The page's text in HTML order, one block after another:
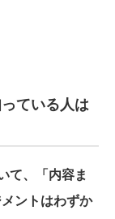
ている人は
て、「内容ま
ントはわずか